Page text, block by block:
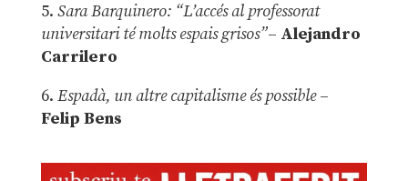
5. Sara Barquinero: “L’accés al professorat
universitari té molts espais grisos”– Alejandro
Carrilero
6. Espadà, un altre capitalisme és possible –
Felip Bens